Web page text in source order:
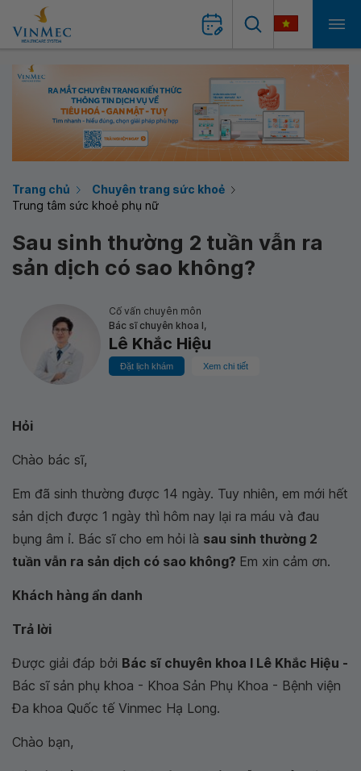
Trang chủ
Chuyên trang sức khoẻ
Trung tâm sức khoẻ phụ nữ
Sau sinh thường 2 tuần vẫn ra
sản dịch có sao không?
Cố vấn chuyên môn
Bác sĩ chuyên khoa I,
Lê Khắc Hiệu
Đặt lịch khám Xem chi tiết
Hỏi
Chào bác sĩ,
Em đã sinh thường được 14 ngày. Tuy nhiên, em mới hết
sản dịch được 1 ngày thì hôm nay lại ra máu và đau
bụng âm ỉ. Bác sĩ cho em hỏi là sau sinh thường 2
tuần vẫn ra sản dịch có sao không? Em xin cảm ơn.
Khách hàng ẩn danh
Trả lời
Được giải đáp bởi Bác sĩ chuyên khoa I Lê Khắc Hiệu -
Bác sĩ sản phụ khoa - Khoa Sản Phụ Khoa - Bệnh viện
Đa khoa Quốc tế Vinmec Hạ Long.
Chào bạn,